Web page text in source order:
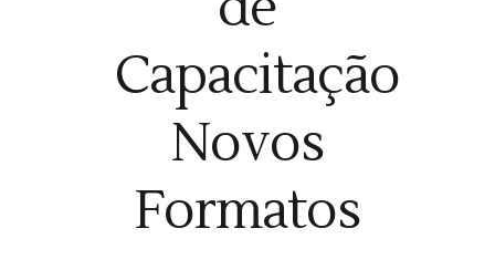
Capacitação
Novos
Formatos